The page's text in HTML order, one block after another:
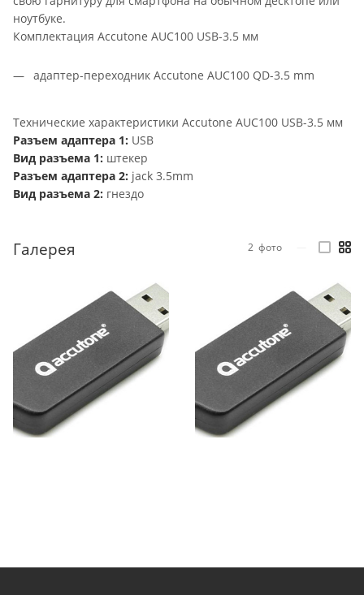
ноутбуке.
Комплектация Accutone AUC100 USB-3.5 мм
адаптер-переходник Accutone AUC100 QD-3.5 mm
Технические характеристики Accutone AUC100 USB-3.5 мм
Разъем адаптера 1: USB
Вид разъема 1: штекер
Разъем адаптера 2: jack 3.5mm
Вид разъема 2: гнездо
Галерея 2 фото